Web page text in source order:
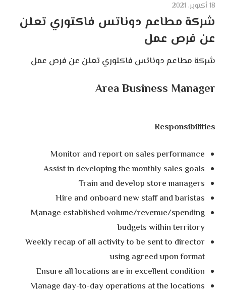
18 أكتوبر، 2021
شركة مطاعم دوناتس فاكتوري تعلن
عن فرص عمل
شركة مطاعم دوناتس فاكتوري تعلن عن فرص عمل
Area Business Manager
Responsibilities
Monitor and report on sales performance
Assist in developing the monthly sales goals
Train and develop store managers
Hire and onboard new staff and baristas
Manage established volume/revenue/spending
budgets within territory
Weekly recap of all activity to be sent to director
using agreed upon format
Ensure all locations are in excellent condition
Manage day-to-day operations at the locations